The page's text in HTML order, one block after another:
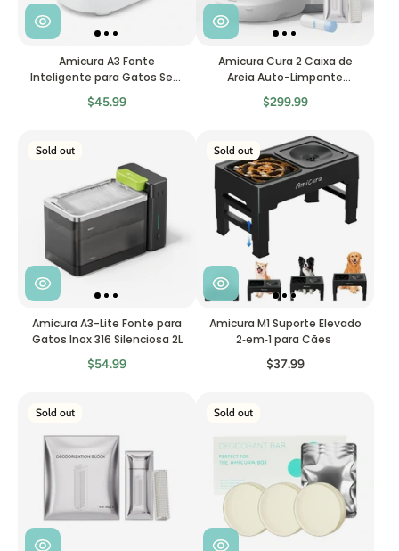
Amicura A3 Fonte
Inteligente para Gatos Sem
Fios e Sem Bomba
$45.99
Amicura Cura 2 Caixa de
Areia Auto-Limpante
Automática Gatos
$299.99
Sold out
Amicura A3-Lite Fonte para
Gatos Inox 316 Silenciosa 2L
$54.99
Sold out
Amicura M1 Suporte Elevado
2‑em‑1 para Cães
$37.99
Sold out Sold out